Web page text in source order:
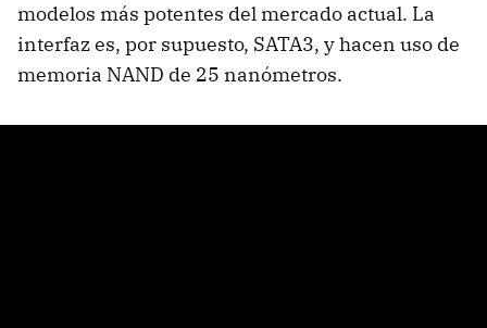
modelos más potentes del mercado actual. La
interfaz es, por supuesto, SATA3, y hacen uso de
memoria NAND de 25 nanómetros.